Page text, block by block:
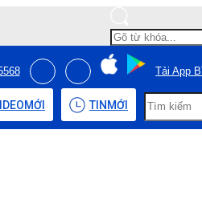
Tải App
MỚI TIN MỚI